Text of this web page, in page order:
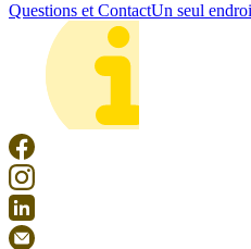
Questions et ContactUn seul